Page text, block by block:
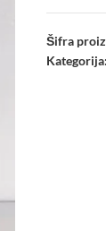
Šifra
Kategorija: